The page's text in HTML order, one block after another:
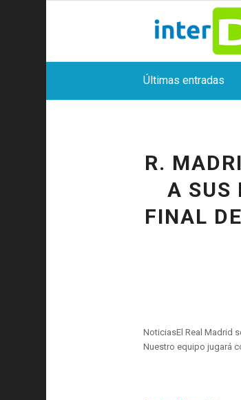
Últimas entradas
R.
A SUS
FINAL
NoticiasEl Real Madrid
Nuestro equipo jugará